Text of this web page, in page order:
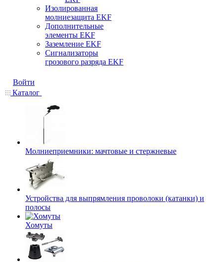
Изолированная
молниезащита EKF
Дополнительные
элементы EKF
Заземление EKF
Сигнализаторы
грозового разряда EKF
Войти
Каталог
Молниеприемники: мачтовые и стержневые
Устройства для выпрямления проволоки (катанки) и
полосы
Хомуты